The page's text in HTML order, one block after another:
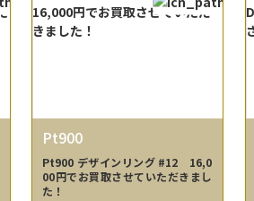
Pt900
Pt900 デザインリング #12 16,0
00円でお買取させていただきまし
た！